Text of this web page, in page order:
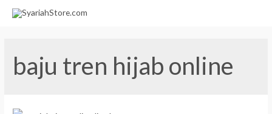
baju tren hijab online